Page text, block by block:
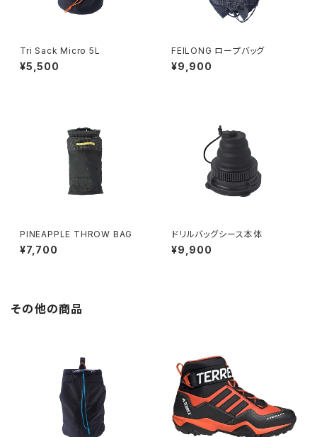
Tri Sack Micro 5L
¥5,500
FEILONG ロープバッグ
¥9,900
PINEAPPLE THROW BAG
¥7,700
ドリルバッグシース本体
¥9,900
その他の商品